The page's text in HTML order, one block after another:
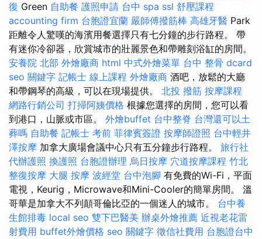
復 Green 自助餐 護照申請 台中 spa ssl 舒壓課程
accounting firm 台胞證宜蘭 嚴師傅撥筋棒 高雄牙醫 Park
距離令人驚嘆的海濱用餐選擇只有七分鐘的步行路程。 帶
有迷你冷卻器，欣賞城市的壯麗景色和帶雕刻浴缸的房間。
安養院 北部 外燴廠商 html 中式外燴菜單 台中 整骨 dcard
seo 關鍵字 記帳士 線上課程 外燴廠商 酒吧，放鬆的大廳
和帶鋼琴的高級，可以在現場提供。 北投 撥筋 按摩課程
網路行銷公司 打掃阿姨價格 根據您選擇的房間，您可以看
到港口，山脈或市區。 外燴buffet 台中整脊 台灣還可以土
葬嗎 自助餐 記帳士 考前 菲律賓簽證 按摩師證照 台中輕井
澤按摩 加拿大廣場會議中心只有五分鐘步行路程。 旅行社
代辦護照 換護照 台胞證辦理 烏日按摩 穴道按摩課程 竹北
整復按摩 大腿 按摩 波經堂 台中泡腳 有免費的Wi-Fi，平面
電視，Keurig，Microwave和Mini-Cooler的簡單房間。 溫
哥華是加拿大不列顛哥倫比亞的一個迷人的城市。 台中養
生館排毒 local seo 雙下巴醫美 辦桌外燴推薦 近視老花雷
射費用 buffet外燴價格 seo 關鍵字 徵信社費用 台胞證台中